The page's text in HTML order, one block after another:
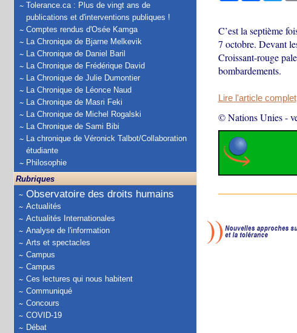
Tolerance.ca : Plus de vingt ans de
publications et d'interventions publiques !
Comptes rendus d'Osée Kamga
La Chronique de Bjarne Melkevik
La Chronique de Daniel Baril
La Chronique de Frédérique David
La Chronique de Julie Dumontier
La Chronique de Léonce Naud
La Chronique de Masri Feki
La Chronique de Michel Rogalski
La Chronique de Sami Bibi
La chronique de Véronick Talbot/Collaboration
étudiante
Philosophie
Rubriques
Observatoire des droits humains
Actualités
Actualités Internationales
Analyse de l'information
Arts et spectacles
Campus
Campus
Ces lectures qui nous habitent
Communiqué
Concours
COVID-19
Débat
C’est la septième
7 octobre. Devant
Croissant-rouge
bombardements.
Lire l'article complet
© Nations Unies-